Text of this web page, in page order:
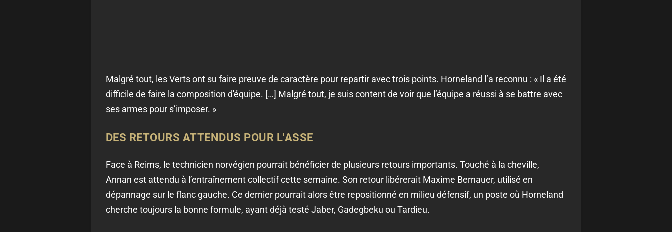
Malgré tout, les Verts ont su faire preuve de caractère pour repartir avec trois points. Horneland l’a reconnu : « Il a été
difficile de faire la composition d'équipe. […] Malgré tout, je suis content de voir que l’équipe a réussi à se battre avec
ses armes pour s’imposer. »
DES RETOURS ATTENDUS POUR L'ASSE
Face à Reims, le technicien norvégien pourrait bénéficier de plusieurs retours importants. Touché à la cheville,
Annan est attendu à l’entraînement collectif cette semaine. Son retour libérerait Maxime Bernauer, utilisé en
dépannage sur le flanc gauche. Ce dernier pourrait alors être repositionné en milieu défensif, un poste où Horneland
cherche toujours la bonne formule, ayant déjà testé Jaber, Gadegbeku ou Tardieu.